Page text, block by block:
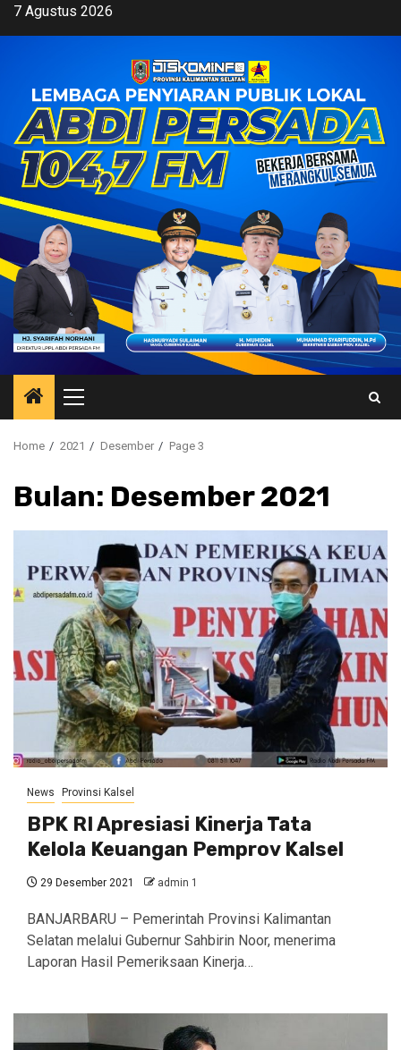
Skip7 Agustus 2026
Primary
Menu
Home 2021 Desember Page 3
Bulan: Desember 2021
News Provinsi Kalsel
BPK RI Apresiasi Kinerja Tata
Kelola Keuangan Pemprov Kalsel
29 Desember 2021 admin 1
BANJARBARU – Pemerintah Provinsi Kalimantan
Selatan melalui Gubernur Sahbirin Noor, menerima
Laporan Hasil Pemeriksaan Kinerja…